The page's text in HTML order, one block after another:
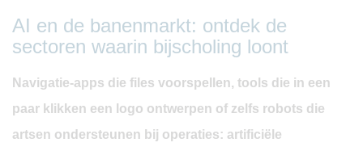
AI en de banenmarkt: ontdek de
sectoren waarin bijscholing loont
Navigatie-apps die files voorspellen, tools die in een
paar klikken een logo ontwerpen of zelfs robots die
artsen ondersteunen bij operaties: artificiële